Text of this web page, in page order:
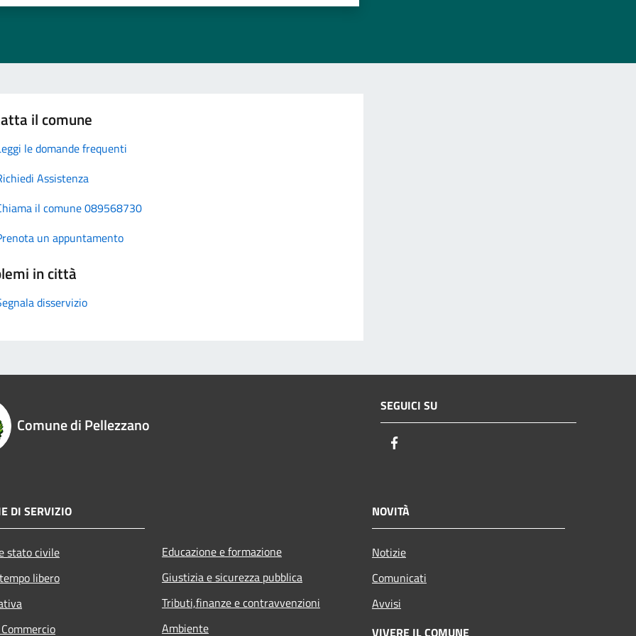
il comune
le domande frequenti
Assistenza
il comune 089568730
un appuntamento
in città
disservizio
Comune di Pellezzano
SEGUICI SU
DI SERVIZIO
stato civile
libero
Educazione e formazione
Giustizia e sicurezza pubblica
Tributi,finanze e contravvenzioni
Ambiente
NOVITÀ
Notizie
Comunicati
Avvisi
VIVERE IL COMUNE